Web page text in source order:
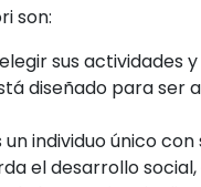
son:
sus
diseñado para
individuo único
el desarrollo